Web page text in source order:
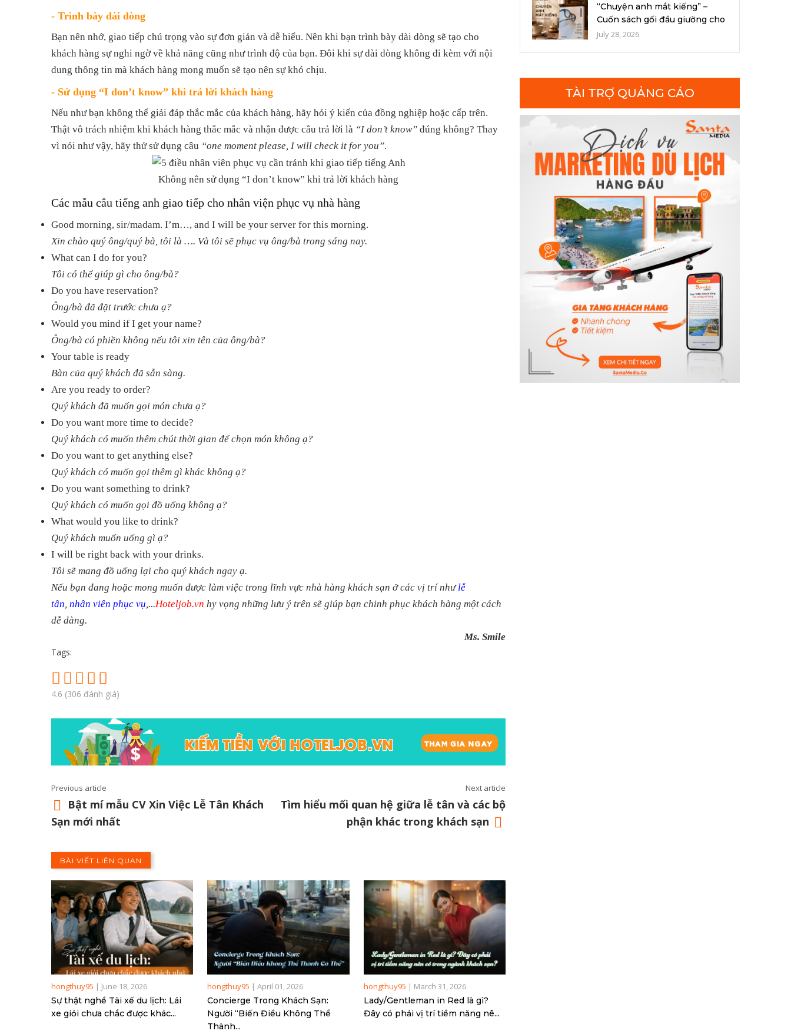
- Trình bày dài dòng
Bạn nên nhớ, giao tiếp chú trọng vào sự đơn giản và dễ hiểu. Nên khi bạn trình bày dài dòng sẽ tạo cho
khách hàng sự nghi ngờ về khả năng cũng như trình độ của bạn. Đôi khi sự dài dòng không đi kèm với nội
dung thông tin mà khách hàng mong muốn sẽ tạo nên sự khó chịu.
- Sử dụng “I don’t know” khi trả lời khách hàng
Nếu như bạn không thể giải đáp thắc mắc của khách hàng, hãy hỏi ý kiến của đồng nghiệp hoặc cấp trên.
Thật vô trách nhiệm khi khách hàng thắc mắc và nhận được câu trả lời là “I don’t know” đúng không? Thay
vì nói như vậy, hãy thử sử dụng câu “one moment please, I will check it for you”.
Không nên sử dụng “I don’t know” khi trả lời khách hàng
Các mẫu câu tiếng anh giao tiếp cho nhân viện phục vụ nhà hàng
Good morning, sir/madam. I’m…, and I will be your server for this morning.
Xin chào quý ông/quý bà, tôi là …. Và tôi sẽ phục vụ ông/bà trong sáng nay.
What can I do for you?
Tôi có thể giúp gì cho ông/bà?
Do you have reservation?
Ông/bà đã đặt trước chưa ạ?
Would you mind if I get your name?
Ông/bà có phiền không nếu tôi xin tên của ông/bà?
Your table is ready
Bàn của quý khách đã sẵn sàng.
Are you ready to order?
Quý khách đã muốn gọi món chưa ạ?
Do you want more time to decide?
Quý khách có muốn thêm chút thời gian để chọn món không ạ?
Do you want to get anything else?
Quý khách có muốn gọi thêm gì khác không ạ?
Do you want something to drink?
Quý khách có muốn gọi đồ uống không ạ?
What would you like to drink?
Quý khách muốn uống gì ạ?
I will be right back with your drinks.
Tôi sẽ mang đồ uống lại cho quý khách ngay ạ.
​Nếu bạn đang hoặc mong muốn được làm việc trong lĩnh vực nhà hàng khách sạn ở các vị trí nhưlễ
tân, nhân viên phục vụ,...Hoteljob.vn hy vọng những lưu ý trên sẽ giúp bạn chinh phục khách hàng một cách
dễ dàng.
​Ms. Smile
Tags:
4.6 (306 đánh giá)
Previous article
Bật mí mẫu CV Xin Việc Lễ Tân Khách
Sạn mới nhất
Next article
Tìm hiểu mối quan hệ giữa lễ tân và các bộ
phận khác trong khách sạn
BÀI VIẾT LIÊN QUAN
hongthuy95 | June 18, 2026
Sự thật nghề Tài xế du lịch: Lái
xe giỏi chưa chắc được khác...
hongthuy95 |April 01, 2026
Concierge Trong Khách Sạn:
Người “Biến Điều Không Thể
Thành...
hongthuy95 | March 31, 2026
Lady/Gentleman in Red là gì?
Đây có phải vị trí tiềm năng nê...
“Chuyện anh mắt kiếng” –
Cuốn sách gối đầu giường cho
người...
July 28, 2026
TÀI TRỢ QUẢNG CÁO